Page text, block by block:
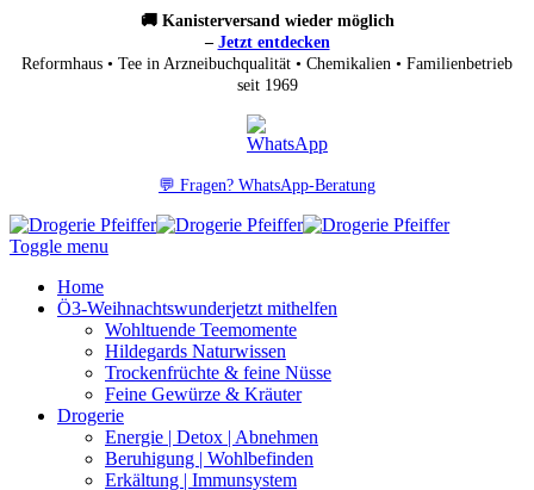
🚚 Kanisterversand wieder möglich
– Jetzt entdecken
Reformhaus • Tee in Arzneibuchqualität • Chemikalien • Familienbetrieb
seit 1969
💬 Fragen? WhatsApp-Beratung
Toggle menu
Home
Ö3-Weihnachtswunderjetzt mithelfen
Wohltuende Teemomente
Hildegards Naturwissen
Trockenfrüchte & feine Nüsse
Feine Gewürze & Kräuter
Drogerie
Energie | Detox | Abnehmen
Beruhigung | Wohlbefinden
Erkältung | Immunsystem